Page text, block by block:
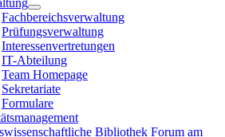
Fachbereichsverwaltung
Prüfungsverwaltung
Interessenvertretungen
IT-Abteilung
Team Homepage
Sekretariate
Formulare
Bibliothek Forum am